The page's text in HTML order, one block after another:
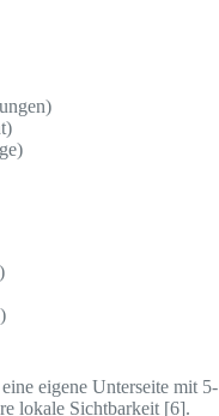
eigene Unterseite mit 5-
lokale Sichtbarkeit [6].